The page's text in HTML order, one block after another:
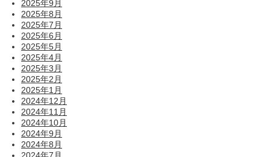
2025年9月
2025年8月
2025年7月
2025年6月
2025年5月
2025年4月
2025年3月
2025年2月
2025年1月
2024年12月
2024年11月
2024年10月
2024年9月
2024年8月